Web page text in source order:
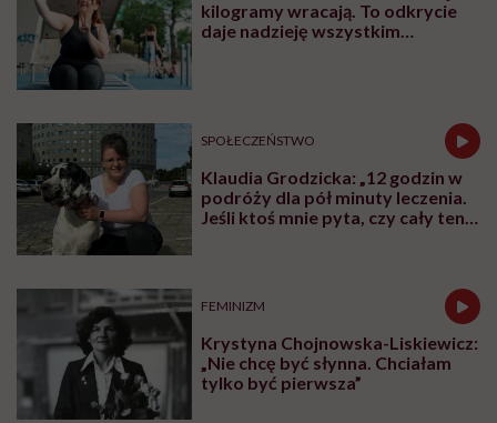
kilogramy wracają. To odkrycie
daje nadzieję wszystkim
SPOŁECZEŃSTWO
Klaudia Grodzicka: „12 godzin w
podróży dla pół minuty leczenia.
Jeśli ktoś mnie pyta, czy cały ten
FEMINIZM
Krystyna Chojnowska-Liskiewicz:
„Nie chcę być słynna. Chciałam
tylko być pierwsza”